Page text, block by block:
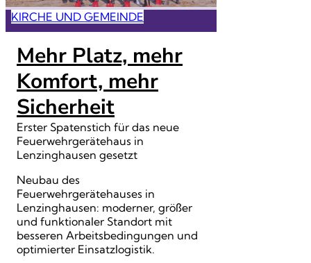
KIRCHE UND GEMEINDE
Mehr Platz, mehr
Komfort, mehr
Sicherheit
Erster Spatenstich für das neue
Feuerwehrgerätehaus in
Lenzinghausen gesetzt
Neubau des
Feuerwehrgerätehauses in
Lenzinghausen: moderner, größer
und funktionaler Standort mit
besseren Arbeitsbedingungen und
optimierter Einsatzlogistik.